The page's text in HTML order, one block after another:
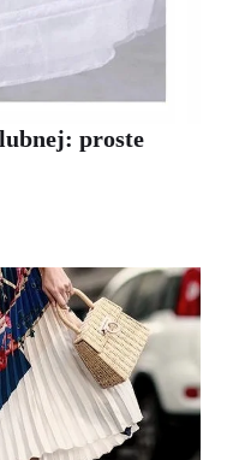
proste